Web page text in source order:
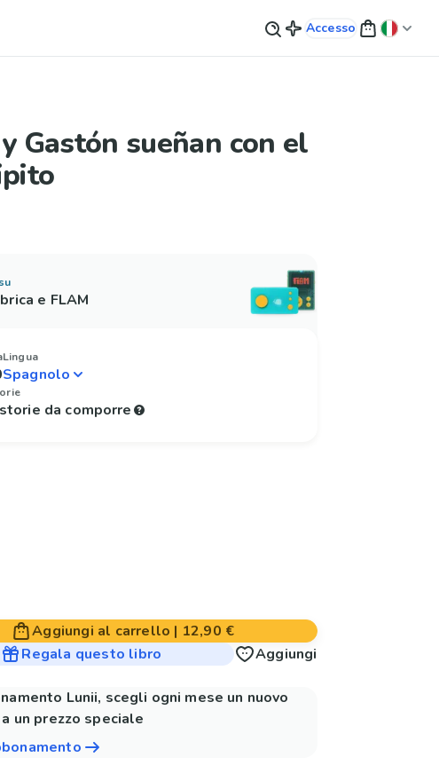
Accesso
Gastón sueñan con el
e FLAM
Lingua
da comporre
Aggiungi al carrello | 12,90 €
Regala questo libro
Aggiungi
Lunii, scegli ogni mese un nuovo
un prezzo speciale